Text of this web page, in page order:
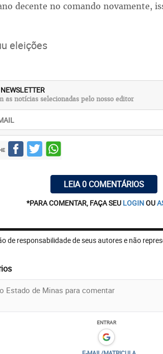
decente no comando novamente,
eleições
as notícias selecionadas pelo nosso editor
LEIA 0 COMENTÁRIOS
*PARA COMENTAR, FAÇA SEU LOGINOU
de responsabilidade de seus autores e não
ENTRAR